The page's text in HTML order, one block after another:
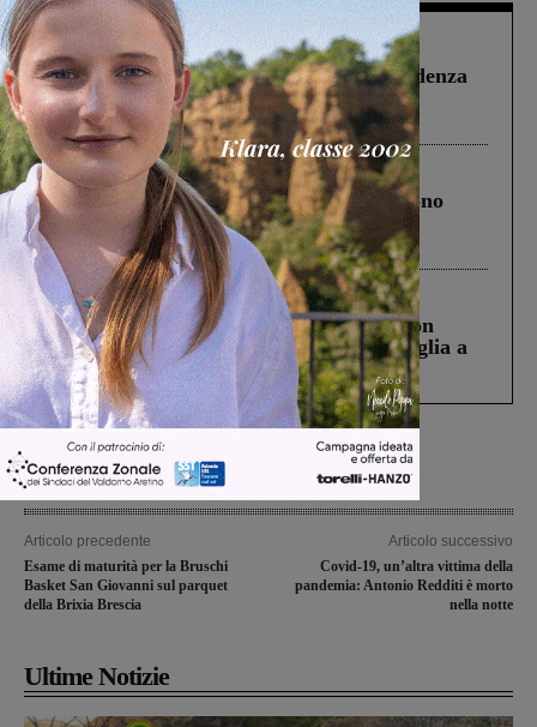
Figline Incisa Valdarno 1 Agosto 2026
Piscina di Figline finanziata oltre la scadenza
Pnrr, il gruppo di Fratelli d’Italia: “Un
ringraziamento al Governo”
Cronaca 4 Agosto 2026
Un anno fa la strage in A1 in cui morirono
Gianni, Giulia e Franco. Lo schianto, il
processo, lo stop ai sorpassi fra tir....
Cronaca 3 Agosto 2026
Scomparso da una struttura di Castiglion
Fiorentino l’uomo che aveva ucciso la figlia a
Levane nel 2020
Articolo precedente
Esame di maturità per la Bruschi
Basket San Giovanni sul parquet
della Brixia Brescia
Articolo successivo
Covid-19, un’altra vittima della
pandemia: Antonio Redditi è morto
nella notte
Ultime Notizie